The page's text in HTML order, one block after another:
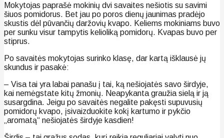
Mokytojas paprašė mokinių dvi savaites nešiotis su savimi
šiuos pomidorus. Bet jau po poros dienų jaunimas pradėjo
skustis dėl pūvančių daržovių kvapo. Keliems mokiniams buvo
per sunku visur tampytis kelioliką pomidorų. Kvapas buvo per
stiprus.
Po savaitės mokytojas surinko klasę, dar kartą išklausė jų
skundus ir pasakė:
– Visa tai yra labai panašu į tai, ką nešiojatės savo širdyje,
kai nemėgstate kitų žmonių. Neapykanta graužia sielą ir ją
susargdina. Jeigu po savaitės negalite pakęsti supuvusių
pomidorų kvapo, įsivaizduokite kokį kartumo ir pykčio
„aromatą“ nešiojatės širdyje kasdien!